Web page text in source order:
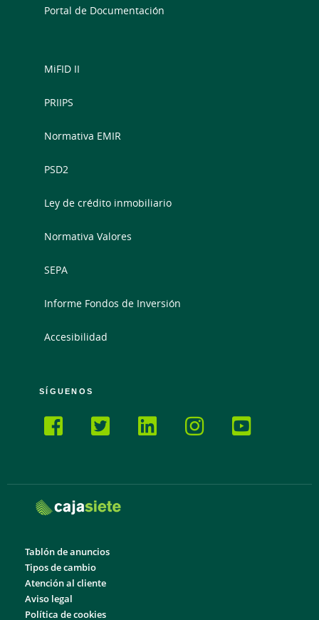
Portal de Documentación
MiFID II
PRIIPS
Normativa EMIR
PSD2
Ley de crédito inmobiliario
Normativa Valores
SEPA
Informe Fondos de Inversión
Accesibilidad
SÍGUENOS
Tablón de anuncios
Tipos de cambio
Atención al cliente
Aviso legal
Política de cookies